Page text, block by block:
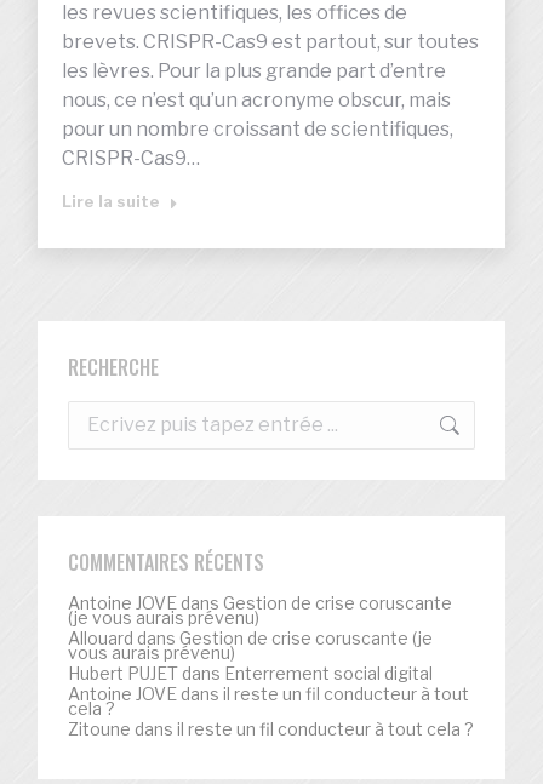
les revues scientifiques, les offices de
brevets. CRISPR-Cas9 est partout, sur toutes
les lèvres. Pour la plus grande part d’entre
nous, ce n’est qu’un acronyme obscur, mais
pour un nombre croissant de scientifiques,
CRISPR-Cas9…
Lire la suite
RECHERCHE
Recherche
COMMENTAIRES RÉCENTS
Antoine JOVE dans Gestion de crise coruscante
(je vous aurais prévenu)
Allouard dans Gestion de crise coruscante (je
vous aurais prévenu)
Hubert PUJET dans Enterrement social digital
Antoine JOVE dans il reste un fil conducteur à tout
cela ?
Zitoune dans il reste un fil conducteur à tout cela ?